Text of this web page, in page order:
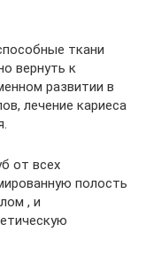
ткани
вернуть к
развитии в
лечение кариеса
от всех
полость
, и